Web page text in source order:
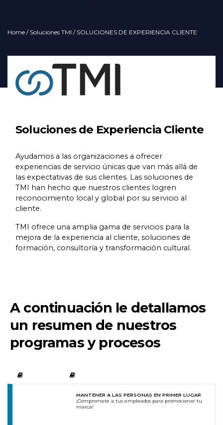
Home / Soluciones TMI / SOLUCIONES DE EXPERIENCIA CLIENTE
Soluciones de Experiencia Cliente
Ayudamos a las organizaciones a ofrecer
experiencias de servicio únicas que van más allá de
las expectativas de sus clientes. Las soluciones de
TMI han hecho que nuestros clientes logren
reconocimiento local y global por su servicio al
cliente.
TMI ofrece una amplia gama de servicios para la
mejora de la experiencia al cliente, soluciones de
formación, consultoría y transformación cultural.
A continuación le detallamos
un resumen de nuestros
programas y procesos
MANTENER A LAS PERSONAS EN PRIMER LUGAR
¡Compromete a tus empleados para promocionar tu
marca!